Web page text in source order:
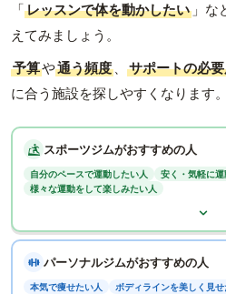
「レッスンで体を動かしたい 」な
えてみましょう。
予算や通う頻度 、 サポートの必
に合う施設を探しやすくなります。
スポーツジムがおすすめの人
自分のペースで運動したい人
安く・気軽に
様々な運動をして楽しみたい人
パーソナルジムがおすすめの人
本気で痩せたい人 ボディラインを美しく見せ